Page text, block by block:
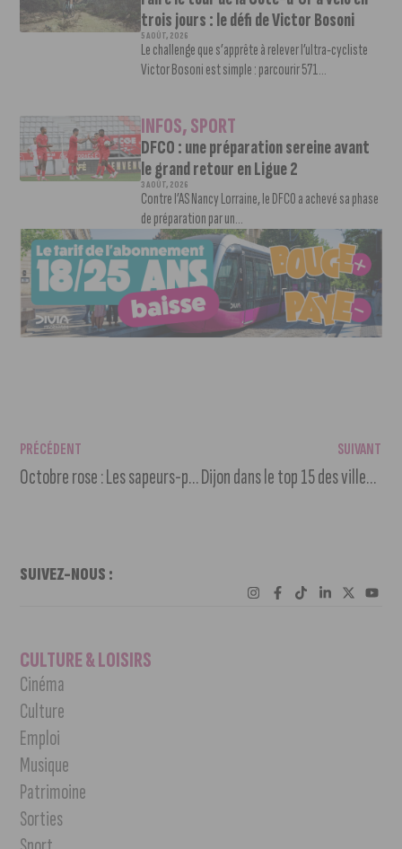
trois jours : le défi de Victor Bosoni
5 AOÛT, 2026
Le challenge que s’apprête à relever l’ultra-cycliste
Victor Bosoni est simple : parcourir 571...
INFOS,SPORT
DFCO : une préparation sereine avant
le grand retour en Ligue 2
3 AOÛT, 2026
Contre l’AS Nancy Lorraine, le DFCO a achevé sa phase
de préparation par un...
PRÉCÉDENT
Octobre rose : Les sapeurs-pompiers de Côte-d’Or habillés en rose
SUIVANT
Dijon dans le top 15 des villes étudiantes de France
SUIVEZ-NOUS :
CULTURE & LOISIRS
Cinéma
Culture
Emploi
Musique
Patrimoine
Sorties